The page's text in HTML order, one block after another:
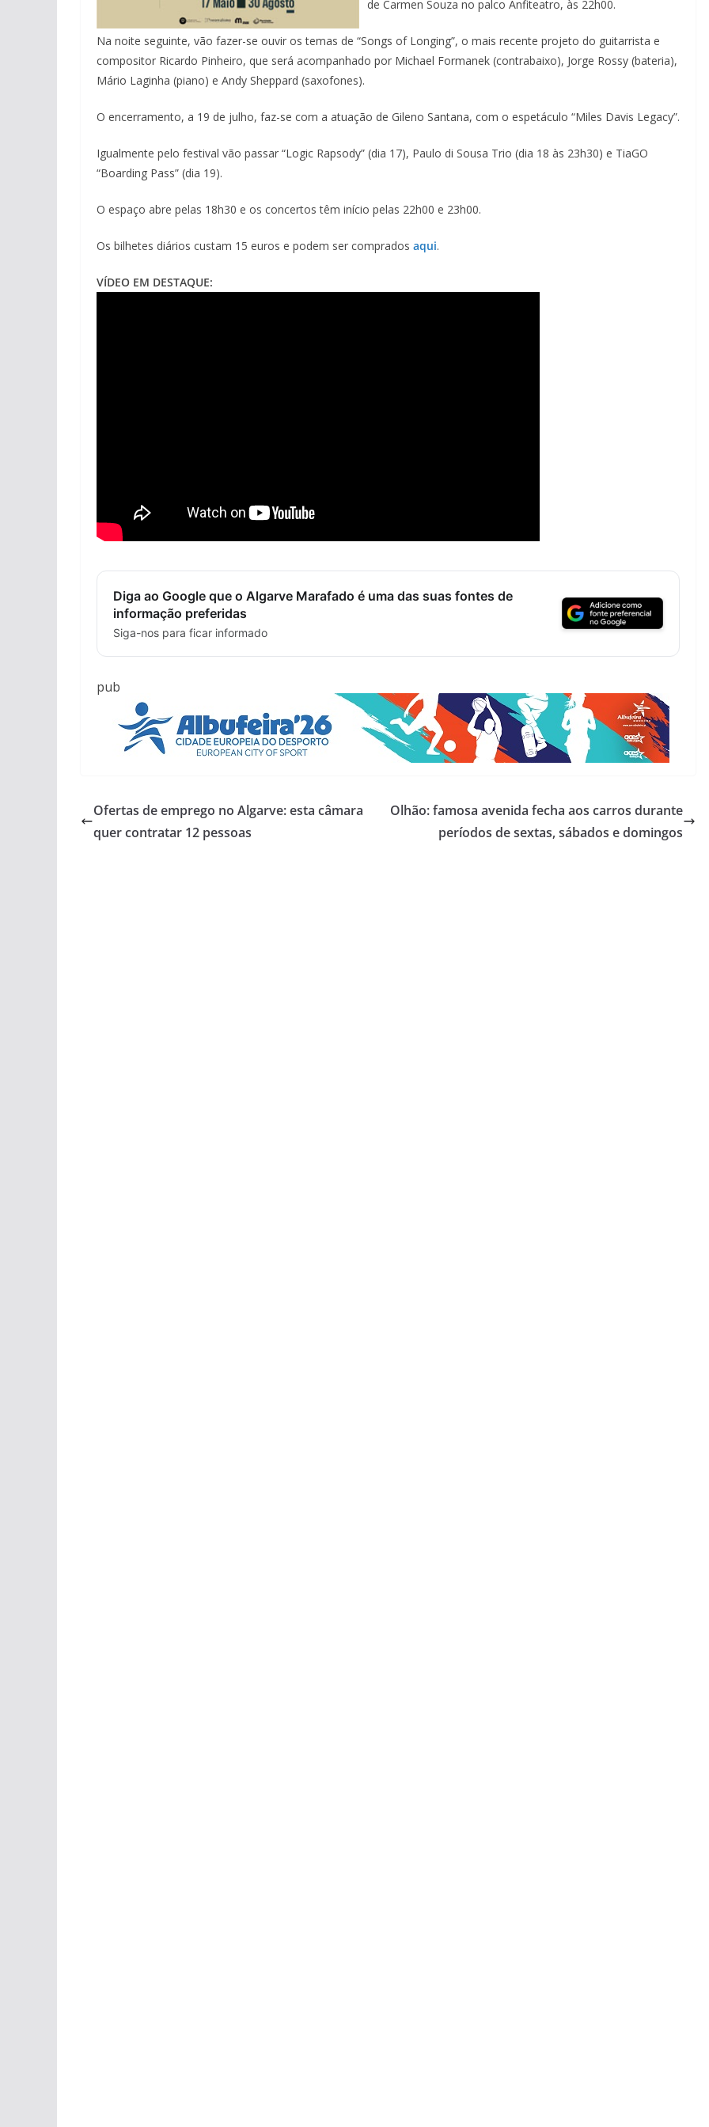
de Carmen Souza no palco Anfiteatro, às 22h00.
Na noite seguinte, vão fazer-se ouvir os temas de “Songs of Longing”, o mais recente projeto do guitarrista e
compositor Ricardo Pinheiro, que será acompanhado por Michael Formanek (contrabaixo), Jorge Rossy (bateria),
Mário Laginha (piano) e Andy Sheppard (saxofones).
O encerramento, a 19 de julho, faz-se com a atuação de Gileno Santana, com o espetáculo “Miles Davis Legacy”.
Igualmente pelo festival vão passar “Logic Rapsody” (dia 17), Paulo di Sousa Trio (dia 18 às 23h30) e TiaGO
“Boarding Pass” (dia 19).
O espaço abre pelas 18h30 e os concertos têm início pelas 22h00 e 23h00.
Os bilhetes diários custam 15 euros e podem ser comprados aqui.
VÍDEO EM DESTAQUE:
Diga ao Google que o Algarve Marafado é uma das suas fontes de
informação preferidas
Siga-nos para ficar informado
pub
Ofertas de emprego no Algarve: esta câmara
quer contratar 12 pessoas
Olhão: famosa avenida fecha aos carros durante
períodos de sextas, sábados e domingos
sacristia da Igreja de Santa Maria?!…